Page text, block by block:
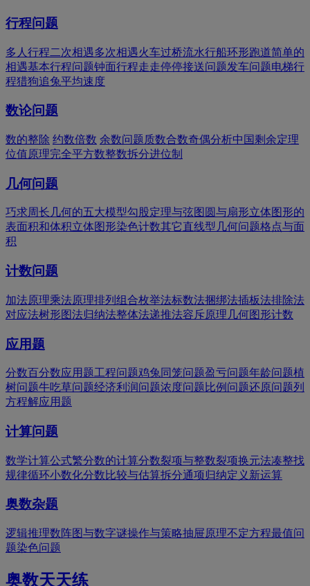
行程问题
多人行程二次相遇多次相遇火车过桥流水行船环形跑道简单的
相遇基本行程问题钟面行程走走停停接送问题发车问题电梯行
程猎狗追兔平均速度
数论问题
数的整除 约数倍数 余数问题质数合数奇偶分析中国剩余定理
位值原理完全平方数整数拆分进位制
几何问题
巧求周长几何的五大模型勾股定理与弦图 圆与扇形立体图形的
表面积和体积立体图形染色计数其它直线型几何问题格点与面
积
计数问题
加法原理乘法原理排列组合枚举法标数法捆绑法插板法排除法
对应法树形图法归纳法整体法递推法容斥原理 几何图形计数
应用题
分数百分数应用题工程问题鸡兔同笼问题盈亏问题年龄问题植
树问题牛吃草问题经济利润问题浓度问题比例问题还原问题列
方程解应用题
计算问题
数学计算公式繁分数的计算分数裂项与整数裂项换元法凑整找
规律循环小数化分数比较与估算拆分通项归纳定义新运算
奥数杂题
逻辑推理数阵图与数字谜操作与策略抽屉原理不定方程最值问
题染色问题
奥数天天练